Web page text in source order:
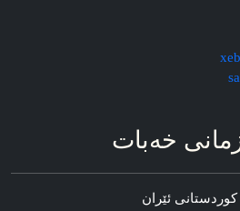
خه‌بات
ئێران